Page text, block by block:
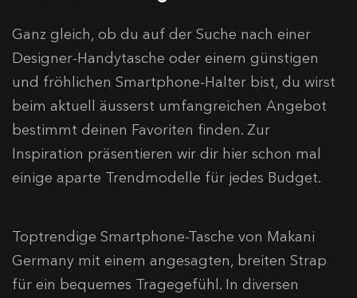
Ganz gleich, ob du auf der Suche nach einer
Designer-Handytasche oder einem günstigen
und fröhlichen Smartphone-Halter bist, du wirst
beim aktuell äusserst umfangreichen Angebot
bestimmt deinen Favoriten finden. Zur
Inspiration präsentieren wir dir hier schon mal
einige aparte Trendmodelle für jedes Budget.
Toptrendige Smartphone-Tasche von Makani
Germany mit einem angesagten, breiten Strap
für ein bequemes Tragegefühl. In diversen